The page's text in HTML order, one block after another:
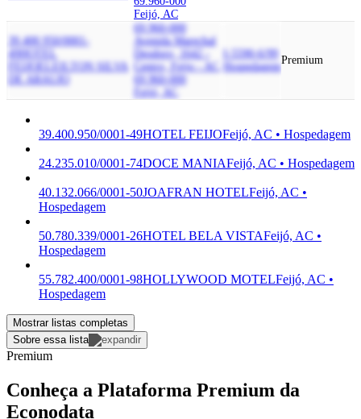
Feijó, AC
39.400.950/0001-
49
HOTEL
ELEILTON SILVA
DE ARAUJO
69.960-000
Avenida Marechal
Deodoro, 1642 -
Centro, Feijo - AC,
69.960-000
Feijó, AC
I-5590-6/99
Hospedagem
Premium
39.400.950/0001-49HOTEL FEIJOFeijó, AC • Hospedagem
24.235.010/0001-74DOCE MANIAFeijó, AC • Hospedagem
40.132.066/0001-50JOAFRAN HOTELFeijó, AC •
Hospedagem
50.780.339/0001-26HOTEL BELA VISTAFeijó, AC •
Hospedagem
55.782.400/0001-98HOLLYWOOD MOTELFeijó, AC •
Hospedagem
Mostrar listas completas
Sobre essa lista
Premium
Conheça a Plataforma Premium da
Econodata